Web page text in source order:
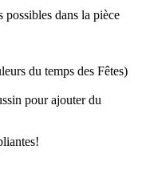
possibles dans la pièce
du temps des Fêtes)
pour ajouter du